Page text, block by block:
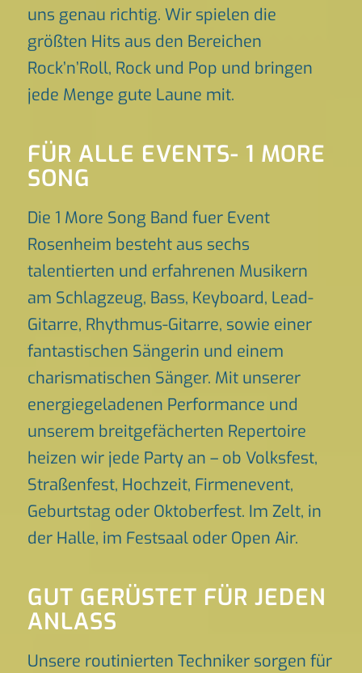
uns genau richtig. Wir spielen die
größten Hits aus den Bereichen
Rock’n’Roll, Rock und Pop und bringen
jede Menge gute Laune mit.
FÜR ALLE EVENTS- 1 MORE
SONG
Die 1 More Song Band fuer Event
Rosenheim besteht aus sechs
talentierten und erfahrenen Musikern
am Schlagzeug, Bass, Keyboard, Lead-
Gitarre, Rhythmus-Gitarre, sowie einer
fantastischen Sängerin und einem
charismatischen Sänger. Mit unserer
energiegeladenen Performance und
unserem breitgefächerten Repertoire
heizen wir jede Party an – ob Volksfest,
Straßenfest, Hochzeit, Firmenevent,
Geburtstag oder Oktoberfest. Im Zelt, in
der Halle, im Festsaal oder Open Air.
GUT GERÜSTET FÜR JEDEN
ANLASS
Unsere routinierten Techniker sorgen für